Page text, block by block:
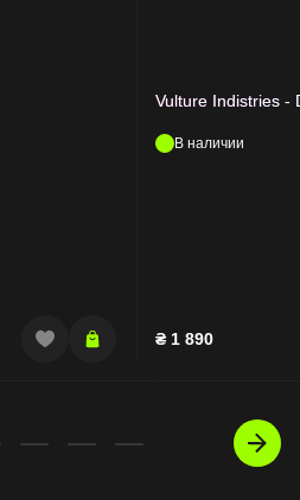
Vulture Indistries -
В наличии
₴ 1 890